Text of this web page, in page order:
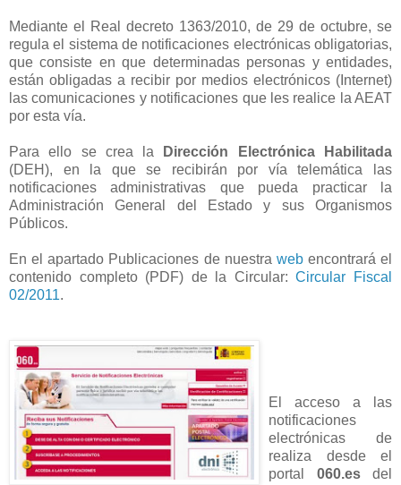
Mediante el Real decreto 1363/2010, de 29 de octubre, se
regula el sistema de notificaciones electrónicas obligatorias,
que consiste en que determinadas personas y entidades,
están obligadas a recibir por medios electrónicos (Internet)
las comunicaciones y notificaciones que les realice la AEAT
por esta vía.
Para ello se crea la
Dirección Electrónica Habilitada
(DEH), en la que se recibirán por vía telemática las
notificaciones administrativas que pueda practicar la
Administración General del Estado y sus Organismos
Públicos.
En el apartado Publicaciones de nuestra webencontrará el
contenido completo (PDF) de la Circular:Circular Fiscal
02/2011.
El acceso a las
notificaciones
electrónicas de
realiza desde el
portal 060.esdel